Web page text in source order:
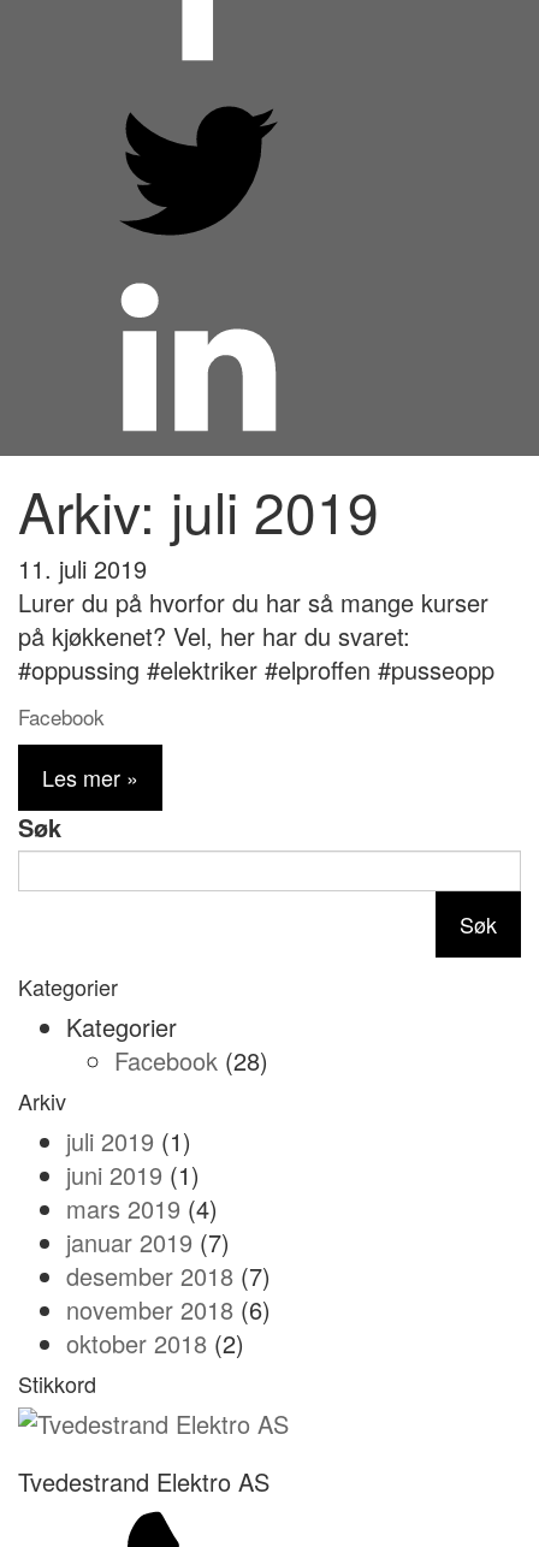
Arkiv: juli 2019
11. juli 2019
Lurer du på hvorfor du har så mange kurser
på kjøkkenet? Vel, her har du svaret:
#oppussing #elektriker #elproffen #pusseopp
Facebook
Les mer »
Søk
Søk
Kategorier
Kategorier
Facebook (28)
Arkiv
juli 2019 (1)
juni 2019 (1)
mars 2019 (4)
januar 2019 (7)
desember 2018 (7)
november 2018 (6)
oktober 2018 (2)
Stikkord
Tvedestrand Elektro AS